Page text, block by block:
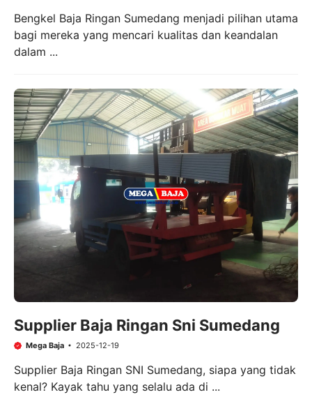
Bengkel Baja Ringan Sumedang menjadi pilihan utama
bagi mereka yang mencari kualitas dan keandalan
dalam ...
Supplier Baja Ringan Sni Sumedang
Mega Baja 2025-12-19
Supplier Baja Ringan SNI Sumedang, siapa yang tidak
kenal? Kayak tahu yang selalu ada di ...